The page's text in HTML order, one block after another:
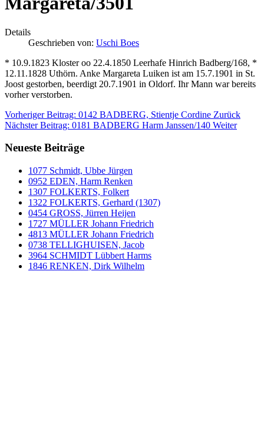
Details
Geschrieben von: Uschi Boes
* 10.9.1823 Kloster oo 22.4.1850 Leerhafe Hinrich Badberg/168, *
12.11.1828 Uthörn. Anke Margareta Luiken ist am 15.7.1901 in St.
Joost gestorben, beerdigt 20.7.1901 in Oldorf. Ihr Mann war bereits
vorher verstorben.
Vorheriger Beitrag: 0142 BADBERG, Stientje Cordine Zurück
Nächster Beitrag: 0181 BADBERG Harm Janssen/140 Weiter
Neueste Beiträge
1077 Schmidt, Ubbe Jürgen
0952 EDEN, Harm Renken
1307 FOLKERTS, Folkert
1322 FOLKERTS, Gerhard (1307)
0454 GROSS, Jürren Heijen
1727 MÜLLER Johann Friedrich
4813 MÜLLER Johann Friedrich
0738 TELLIGHUISEN, Jacob
3964 SCHMIDT Lübbert Harms
1846 RENKEN, Dirk Wilhelm